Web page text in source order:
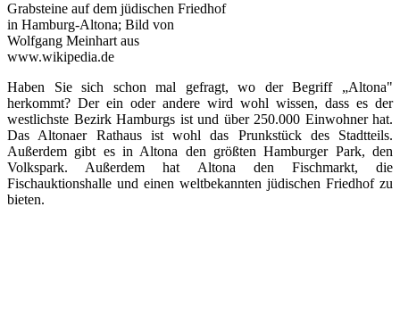
Grabsteine auf dem jüdischen Friedhof
in Hamburg-Altona; Bild von
Wolfgang Meinhart aus
www.wikipedia.de
Haben Sie sich schon mal gefragt, wo der Begriff „Altona"
herkommt? Der ein oder andere wird wohl wissen, dass es der
westlichste Bezirk Hamburgs ist und über 250.000 Einwohner hat.
Das Altonaer Rathaus ist wohl das Prunkstück des Stadtteils.
Außerdem gibt es in Altona den größten Hamburger Park, den
Volkspark. Außerdem hat Altona den Fischmarkt, die
Fischauktionshalle und einen weltbekannten jüdischen Friedhof zu
bieten.